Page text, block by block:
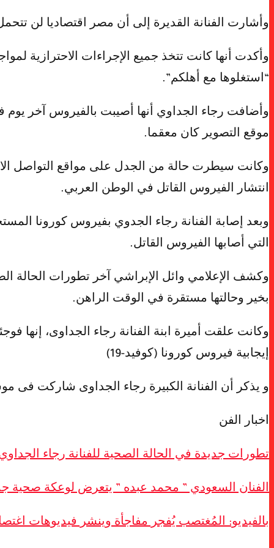
وأشارت الفنانة القديرة إلى أن مصر اقتصاديا لن
وأكدت أنها كانت تتخذ جميع الإجراءات الاحترازية
“استغلوها مع أهلكم”.
وأضافت رجاء الجداوي أنها أصيبت بالفيروس آخر
موقع التصوير كان معقما.
وكانت سيطرت حالة من الجدل على مواقع التواصل
انتشار الفيروس القاتل في الوطن العربي.
وبعد إصابة الفنانة رجاء الجدوي بفيروس كورونا
التي أصابها الفيروس القاتل.
وكشف الإعلامي وائل الإبراشي آخر تطورات الحالة
بخير وحالتها مستقرة في الوقت الراهن.
إيجابية فيروس كورونا (كوفيد-19)
و يذكر أن الفنانة الكبيرة رجاء الجداوى شاركت فى
اخبار الفن
تطورات جديدة في الحالة الصحية للفنانة رجاء
الفنان السعودي ” محمد عبده ” يتعرض لوعكة صحية
بالفيديو: المُغتصب يُفجر مفاجأة وينشر فيديوهات